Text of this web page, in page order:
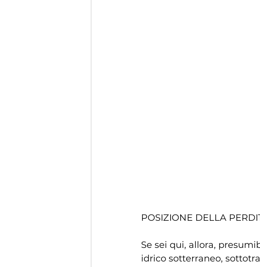
POSIZIONE DELLA
Se sei qui, allora,
idrico sotterraneo,